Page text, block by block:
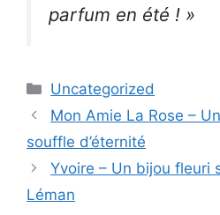
parfum en été ! »
Categories
Uncategorized
Mon Amie La Rose –
souffle d’éternité
Yvoire – Un bijou fleuri
Léman